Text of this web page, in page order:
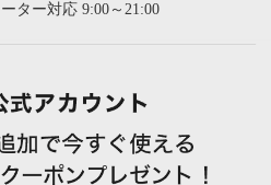
ター対応 9:00～21:00